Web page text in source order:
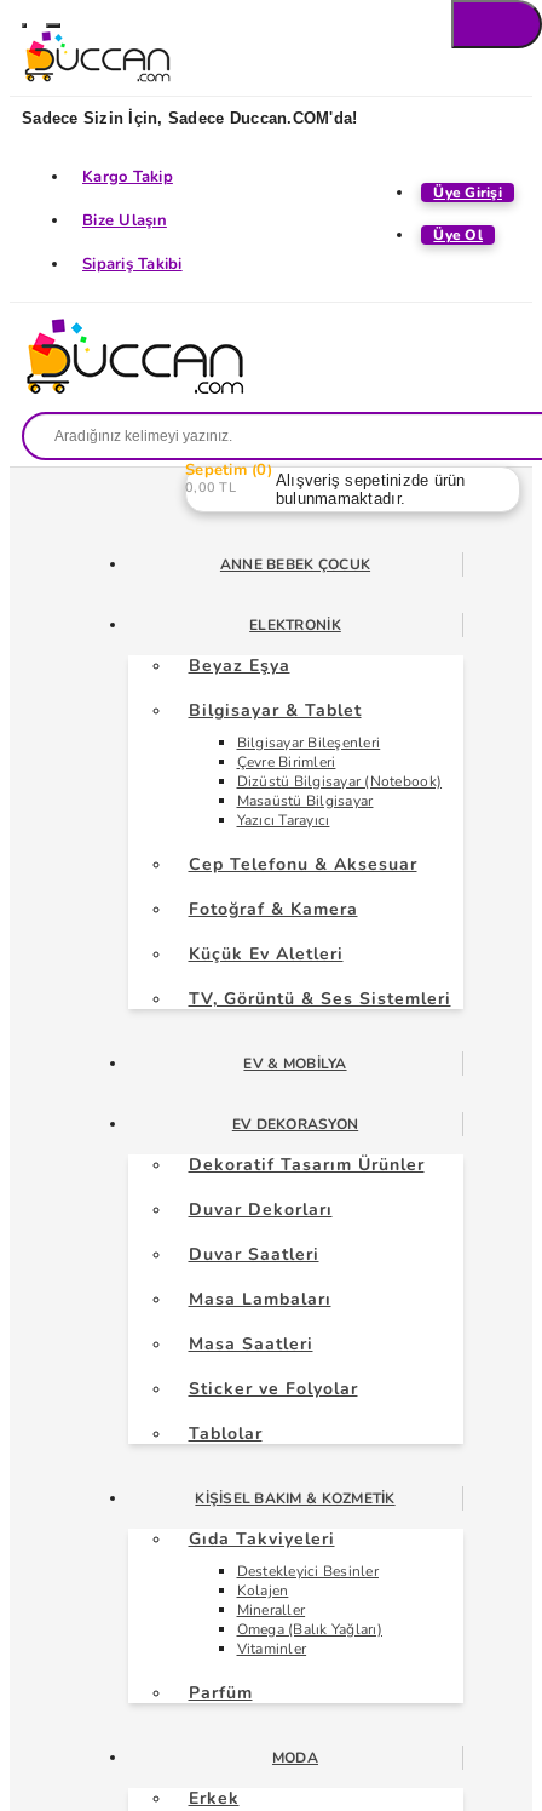
Sadece Sizin İçin, Sadece Duccan.COM'da!
Üye Girişi
Üye Ol
Kargo Takip
Bize Ulaşın
Sipariş Takibi
Sepetim 0
0,00 TL
Alışveriş sepetinizde ürün
bulunmamaktadır.
ANNE BEBEK ÇOCUK
ELEKTRONIK
Beyaz Eşya
Bilgisayar & Tablet
Bilgisayar Bileşenleri
Çevre Birimleri
Dizüstü Bilgisayar (Notebook)
Masaüstü Bilgisayar
Yazıcı Tarayıcı
Cep Telefonu & Aksesuar
Fotoğraf & Kamera
Küçük Ev Aletleri
TV, Görüntü & Ses Sistemleri
EV & MOBILYA
EV DEKORASYON
Dekoratif Tasarım Ürünler
Duvar Dekorları
Duvar Saatleri
Masa Lambaları
Masa Saatleri
Sticker ve Folyolar
Tablolar
KIŞISEL BAKIM & KOZMETIK
Gıda Takviyeleri
Destekleyici Besinler
Kolajen
Mineraller
Omega (Balık Yağları)
Vitaminler
Parfüm
MODA
Erkek